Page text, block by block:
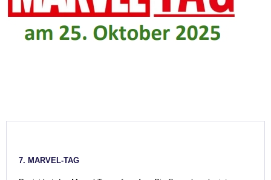
7. MARVEL-TAG